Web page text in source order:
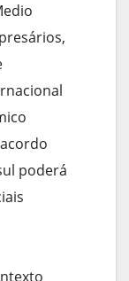
poderá